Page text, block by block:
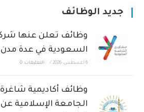
جديد الوظائف
وظائف تعلن عنها
السعودية في عدة مدن
6 أغسطس، 2026 / التعليقات: 0
وظائف أكاديمية
الجامعة الإسلامية